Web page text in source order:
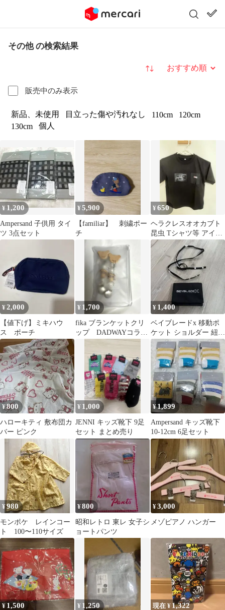
その他 の検索結果
販売中のみ表示
並び替え
新品、未使用 目立った傷や汚れなし 110cm
120cm
130cm
個人
¥ 1,200
Ampersand 子供用 タイ
ツ 3点セット
¥5,900
【familiar】 刺繍ポー
チ
¥650
ヘラクレスオオカブト
昆虫 Tシャツ等 アイロ
ン プリント ワッペン
¥2,000
【値下げ】ミキハウ
ス ポーチ
¥ 1,700
fika ブランケットクリ
ップ DADWAYコラ
ボ パールデザイン
¥ 1,400
ベイブレードx 移動ポ
ケット ショルダー 紐付
き ポケットポーチ
¥800
ハローキティ 敷布団カ
バー ピンク
¥ 1,000
JENNI キッズ靴下 9足
セット まとめ売り
¥1,899
Ampersand キッズ靴下
10-12cm 6足セット
¥980
モンポケ レインコー
ト 100〜110サイズ
¥800
昭和レトロ 東レ 女子シ
ョートパンツ
¥3,000
メゾピアノ ハンガー
¥ 1,500 ¥ 1,250 現在 ¥ 1,322